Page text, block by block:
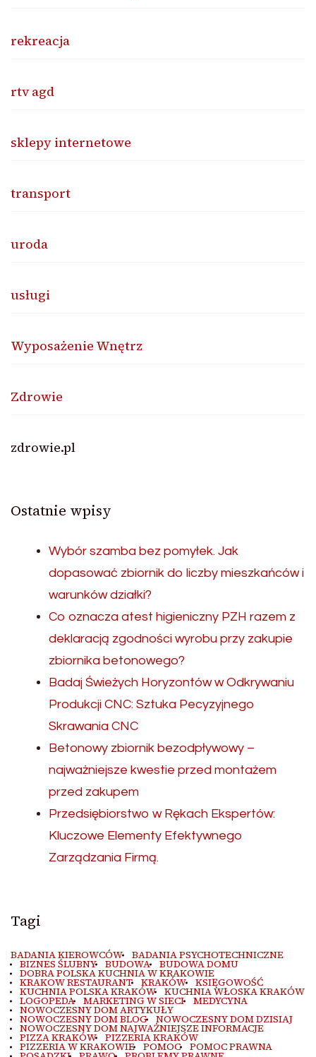
rekreacja
rtv agd
sklepy internetowe
transport
uroda
usługi
Wyposażenie Wnętrz
Zdrowie
zdrowie.pl
Ostatnie wpisy
Wybór szamba bez pomyłek. Jak
dopasować zbiornik do liczby mieszkańców i
warunków działki?
Co oznacza atest higieniczny PZH razem z
deklaracją zgodności wyrobu przy zakupie
zbiornika betonowego?
Badaj Świeżych Horyzontów w Odkrywaniu
Produkcji CNC: Sztuka Pecyzyjnego
Skrawania CNC
Betonowy zbiornik bezodpływowy –
najważniejsze kwestie przed montażem
przed zakupem
Przedsiębiorstwo w Rękach Ekspertów:
Kluczowe Elementy Efektywnego
Zarządzania Firmą.
Tagi
BADANIA KIEROWCÓW BADANIA PSYCHOTECHNICZNE
BIZNES ŚLUBNY BUDOWA BUDOWA DOMU
DOBRA POLSKA KUCHNIA W KRAKOWIE
KRAKOW RESTAURANT KRAKÓW KSIĘGOWOŚĆ
KUCHNIA POLSKA KRAKÓW KUCHNIA WŁOSKA KRAKÓW
LOGOPEDA MARKETING W SIECI MEDYCYNA
NOWOCZESNY DOM ARTYKUŁY
NOWOCZESNY DOM BLOG NOWOCZESNY DOM DZISIAJ
NOWOCZESNY DOM NAJWAŻNIEJSZE INFORMACJE
PIZZA KRAKÓW PIZZERIA KRAKÓW
PIZZERIA W KRAKOWIE POMOC POMOC PRAWNA